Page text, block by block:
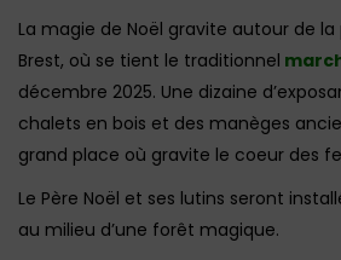
La magie de Noël gravite autour de
Brest, où se tient le traditionnel
décembre 2025. Une dizaine
chalets en bois et des manèges
grand place où gravite le coeur des
Le Père Noël et ses lutins seront
au milieu d’une forêt magique.